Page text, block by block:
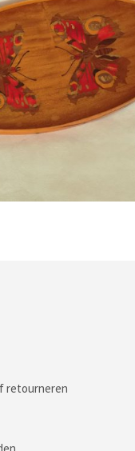
retourneren